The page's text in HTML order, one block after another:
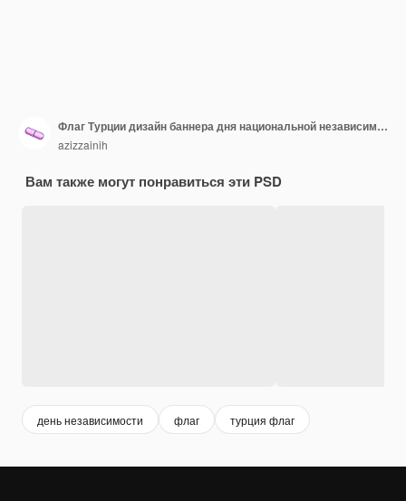
Флаг Турции дизайн баннера дня национальной независимости редактируемый текст и фон
azizzainih
Вам также могут понравиться эти PSD
день независимости флаг турция флаг